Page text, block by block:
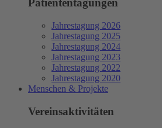
Patiententagungen
Jahrestagung 2026
Jahrestagung 2025
Jahrestagung 2024
Jahrestagung 2023
Jahrestagung 2022
Jahrestagung 2020
Menschen & Projekte
Vereinsaktivitäten